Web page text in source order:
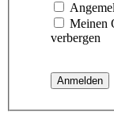
Meinen
verbergen